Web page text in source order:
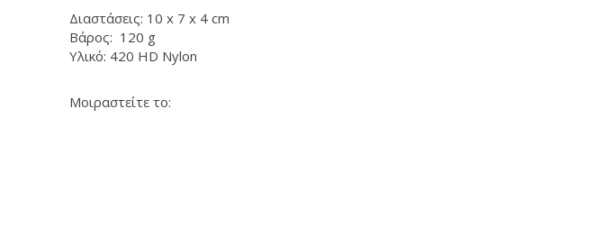
Διαστάσεις: 10 x 7 x 4 cm
Βάρος: 120 g
Υλικό: 420 HD Nylon
Μοιραστείτε το: